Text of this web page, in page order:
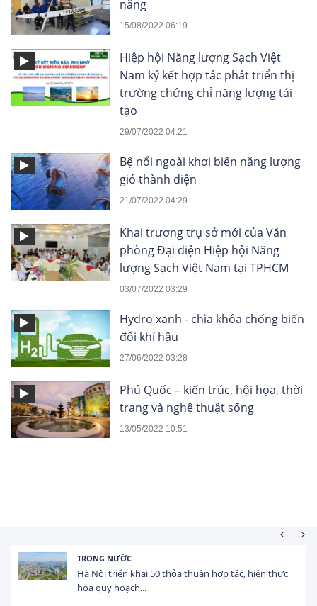
năng
15/08/2022 06:19
Hiệp hội Năng lượng Sạch Việt
Nam ký kết hợp tác phát triển thị
trường chứng chỉ năng lượng tái
tạo
29/07/2022 04:21
Bệ nổi ngoài khơi biến năng lượng
gió thành điện
21/07/2022 04:29
Khai trương trụ sở mới của Văn
phòng Đại diện Hiệp hội Năng
lượng Sạch Việt Nam tại TPHCM
03/07/2022 03:29
Hydro xanh - chìa khóa chống biến
đổi khí hậu
27/06/2022 03:28
Phú Quốc – kiến trúc, hội họa, thời
trang và nghệ thuật sống
13/05/2022 10:51
TRONG NƯỚC
Hà Nội triển khai 50 thỏa thuận hợp tác, hiện thực
hóa quy hoạch...